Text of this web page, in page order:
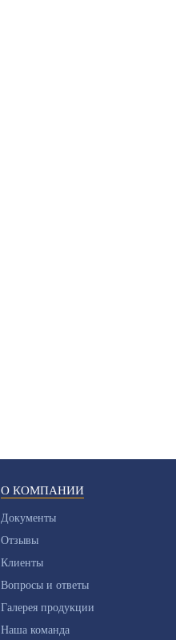
О КОМПАНИИ
Документы
Отзывы
Клиенты
Вопросы и ответы
Галерея продукции
Наша команда